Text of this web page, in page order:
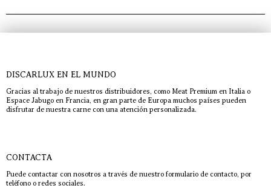
DISCARLUX EN EL MUNDO
Gracias al trabajo de nuestros distribuidores, como Meat Premium en Italia o
Espace Jabugo en Francia, en gran parte de Europa muchos países pueden
disfrutar de nuestra carne con una atención personalizada.
CONTACTA
Puede contactar con nosotros a través de nuestro formulario de contacto, por
teléfono o redes sociales.